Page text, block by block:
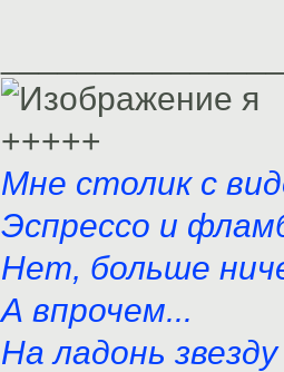
я
+++++
Мне столик с
Эспрессо и
Нет, больше
А впрочем...
На ладонь